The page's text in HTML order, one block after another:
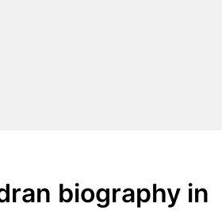
biography in